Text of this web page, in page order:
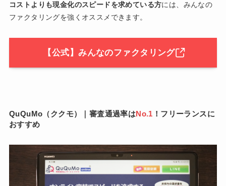
コストよりも現金化のスピードを求めている方には、みんなの
ファクタリングを強くオススメできます。
【公式】みんなのファクタリング
QuQuMo（ククモ）｜審査通過率はNo.1 ！フリーランスに
おすすめ